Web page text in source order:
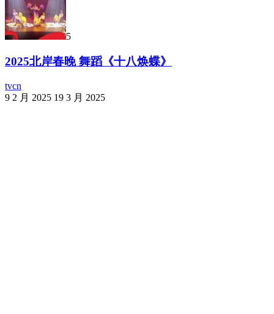
5
2025北岸春晚 舞蹈《十八焕蝶》
tvcn
9 2 月 2025 19 3 月 2025